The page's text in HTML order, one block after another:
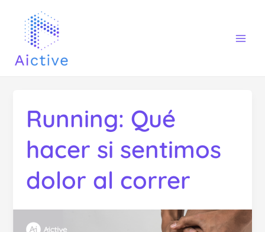
content
Running: Qué
hacer si sentimos
dolor al correr